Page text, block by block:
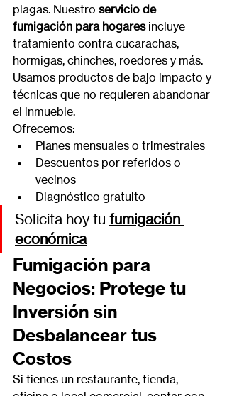
plagas. Nuestro servicio de
fumigación para hogares incluye
tratamiento contra cucarachas,
hormigas, chinches, roedores y más.
Usamos productos de bajo impacto y
técnicas que no requieren abandonar
el inmueble.
Ofrecemos:
Planes mensuales o trimestrales
Descuentos por referidos o
vecinos
Diagnóstico gratuito
Solicita hoy tu fumigación
económica
Fumigación para
Negocios: Protege tu
Inversión sin
Desbalancear tus
Costos
Si tienes un restaurante, tienda,